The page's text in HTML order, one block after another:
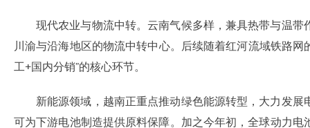
现代农业与物流中转。云南气候多样，兼具热带与温
川渝与沿海地区的物流中转中心。后续随着红河流域铁路
工+国内分销”的核心环节。
新能源领域，越南正重点推动绿色能源转型，大力发
可为下游电池制造提供原料保障。加之今年初，全球动力